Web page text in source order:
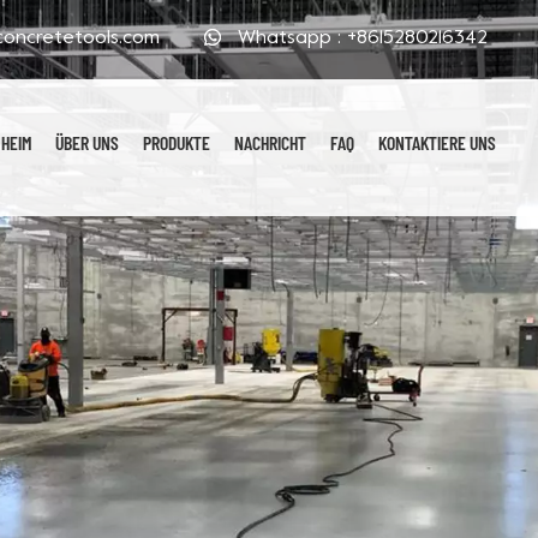
Whatsapp :+8615280216342
HEIM ÜBER UNS PRODUKTE NACHRICHT FAQ KONTAKTIERE UNS